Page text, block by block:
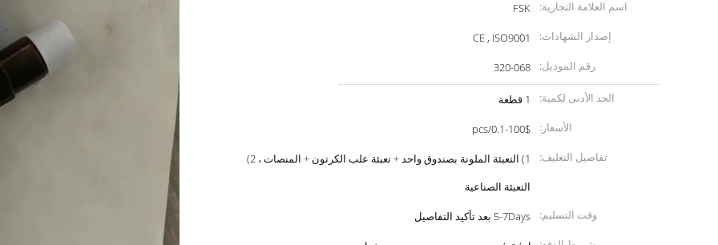
اسم العلامة التجارية:
FSK
إصدار الشهادات:
CE , ISO9001
رقم الموديل:
320-068
الحد الأدنى لكمية:
1 قطعة
الأسعار:
0.1-100$/pcs
تفاصيل التغليف:
1) التعبئة الملونة بصندوق واحد + تعبئة علب الكرتون + المنصات ، 2)
التعبئة الصناعية
وقت التسليم:
5-7Days بعد تأكيد التفاصيل